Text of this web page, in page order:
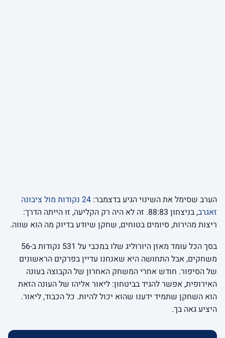
הערב שסימל את השינוי הגיע בדצמבר:
24 נקודות מול ציבונה
זאגרב
, בניצחון 88:83. זה לא היה רק הקליעה, זו הייתה הדרך:
ריצות מהירות, סיומים בטוחים, שחקן שיודע בדיוק מה הוא שווה.
בסך הכל עומד מאזן היורוליג שלו במכבי על 531 נקודות ב-56
משחקים, אבל התחושה היא שאנחנו עדיין בפרקים הראשונים
של הסיפור. חודש אחרי המשחק האחרון של הקבוצה בעונה
האירופית, אפשר להגיד בביטחון: ליאור אליהו של העונה הזאת
הוא השחקן שתמיד ידענו שהוא יכול להיות. כל הכבוד, ליאור.
היציע גאה בך.